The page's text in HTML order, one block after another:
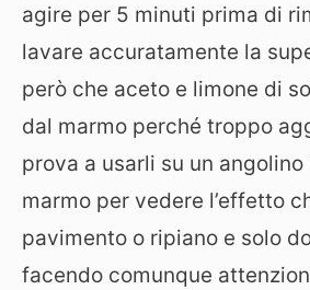
agire per 5 minuti prima di
lavare accuratamente la
però che aceto e limone di
dal marmo perché troppo
prova a usarli su un
marmo per vedere l’effetto
pavimento o ripiano e solo
facendo comunque